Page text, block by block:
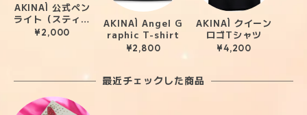
AKINAÌ 公式ペン
ライト（スティッ
クタイプ）
¥2,000
AKINAÌ Angel G
raphic T-shirt
¥2,800
AKINAÌ クイーン
ロゴTシャツ
¥4,200
最近チェックした商品